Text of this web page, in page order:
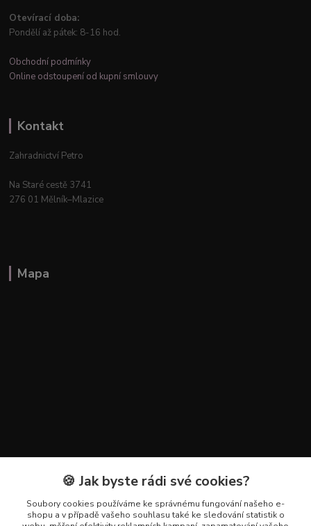
Otevírací doba:
Pondělí až pátek: 8-16 hod.
Obchodní podmínky
Online odstoupení od kupní smlouvy
Kontakt
Zahradnictví Petro
Na Staré cestě 3741
276 01 Mělník–Mlazice
Mapa
Kontakty
+420 602 223 614
🍪 Jak byste rádi své cookies?
Soubory cookies používáme ke správnému fungování našeho e-
shopu a v případě vašeho souhlasu také ke sledování statistik o